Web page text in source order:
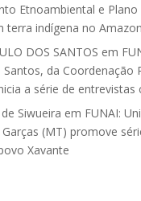
Etnoambiental e Plano
terra indígena no
DOS SANTOS em
Santos, da Coordenação
a série de entrevistas
Siwueira em FUNAI:
(MT) promove
Xavante